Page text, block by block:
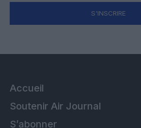
S'INSCRIRE
Accueil
Soutenir Air Journal
S’abonner